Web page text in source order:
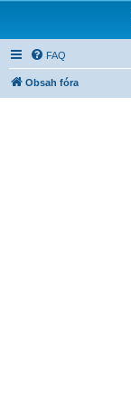
FAQ
Obsah fóra